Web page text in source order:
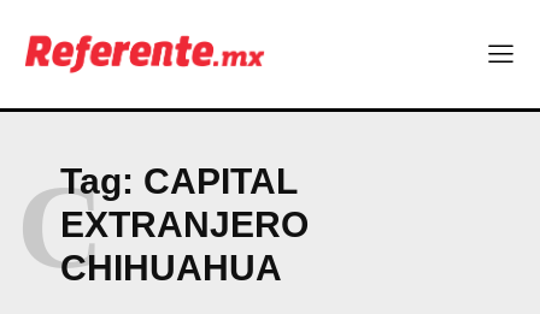
Company
ABOUT
PRIVACY POLICY
NEWSLETTER
Tag: CAPITAL
EXTRANJERO
CHIHUAHUA
C